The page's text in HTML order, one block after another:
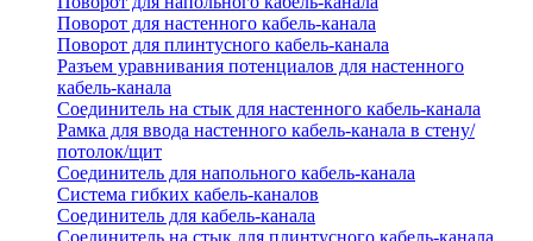
Поворот для настенного кабель-канала
Поворот для плинтусного кабель-канала
Разъем уравнивания потенциалов для настенного
кабель-канала
Соединитель на стык для настенного кабель-канала
Рамка для ввода настенного кабель-канала в стену/
потолок/щит
Соединитель для напольного кабель-канала
Система гибких кабель-каналов
Соединитель для кабель-канала
Соединитель на стык для плинтусного кабель-канала